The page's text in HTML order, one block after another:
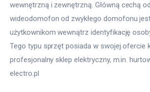
wewnętrzną i zewnętrzną. Główną cechą
wideodomofon od zwykłego domofonu
użytkownikom wewnątrz identyfikację
Tego typu sprzęt posiada w swojej ofercie
profesjonalny sklep elektryczny, m.in.
electro.pl